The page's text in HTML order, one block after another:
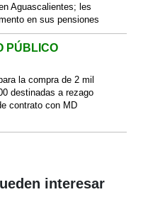
Aguascalientes; les
en sus pensiones
PÚBLICO
la compra de 2 mil
destinadas a rezago
contrato con MD
interesar